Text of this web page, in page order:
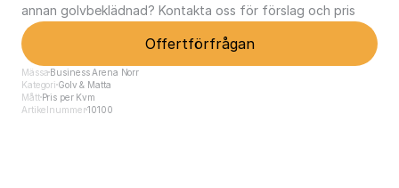
annan golvbeklädnad? Kontakta oss för förslag och pris
Offertförfrågan
Mässa Business Arena Norr
Kategori Golv & Matta
MåttPris per Kvm
Artikelnummer10100